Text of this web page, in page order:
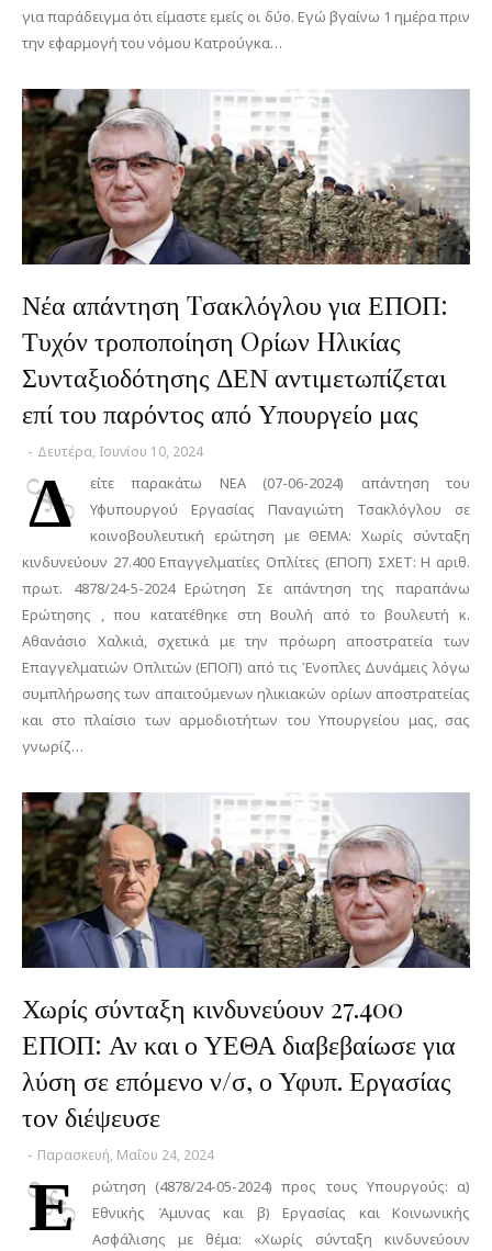
για παράδειγμα ότι είμαστε εμείς οι δύο. Εγώ βγαίνω 1 ημέρα πριν
την εφαρμογή του νόμου Κατρούγκα…
Νέα απάντηση Tσακλόγλου για ΕΠΟΠ:
Τυχόν τροποποίηση Oρίων Hλικίας
Συνταξιοδότησης ΔΕΝ αντιμετωπίζεται
επί του παρόντος από Υπουργείο μας
- Δευτέρα, Ιουνίου 10, 2024
Δ
είτε παρακάτω ΝΕΑ (07-06-2024) απάντηση του
Υφυπουργού Εργασίας Παναγιώτη Τσακλόγλου σε
κοινοβουλευτική ερώτηση με ΘΕΜΑ: Χωρίς σύνταξη
κινδυνεύουν 27.400 Επαγγελματίες Οπλίτες (ΕΠΟΠ) ΣΧΕΤ: Η αριθ.
πρωτ. 4878/24-5-2024 Ερώτηση Σε απάντηση της παραπάνω
Ερώτησης , που κατατέθηκε στη Βουλή από το βουλευτή κ.
Αθανάσιο Χαλκιά, σχετικά με την πρόωρη αποστρατεία των
Επαγγελματιών Οπλιτών (ΕΠΟΠ) από τις Ένοπλες Δυνάμεις λόγω
συμπλήρωσης των απαιτούμενων ηλικιακών ορίων αποστρατείας
και στο πλαίσιο των αρμοδιοτήτων του Υπουργείου μας, σας
γνωρίζ…
Χωρίς σύνταξη κινδυνεύουν 27.400
ΕΠΟΠ: Αν και ο ΥΕΘΑ διαβεβαίωσε για
λύση σε επόμενο ν/σ, ο Υφυπ. Εργασίας
τον διέψευσε
- Παρασκευή, Μαΐου 24, 2024
Ε
ρώτηση (4878/24-05-2024) προς τους Υπουργούς: α)
Εθνικής Άμυνας και β) Εργασίας και Κοινωνικής
Ασφάλισης με θέμα: «Χωρίς σύνταξη κινδυνεύουν